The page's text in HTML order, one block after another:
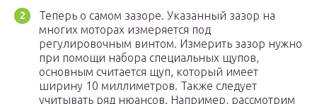
Теперь о самом зазоре. Указанный зазор на
многих моторах измеряется под
регулировочным винтом. Измерить зазор нужно
при помощи набора специальных щупов,
основным считается щуп, который имеет
ширину 10 миллиметров. Также следует
учитывать ряд нюансов. Например, рассмотрим